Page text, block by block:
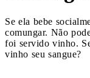
Se ela bebe
comungar. Não
foi servido vinho.
vinho seu sangue?